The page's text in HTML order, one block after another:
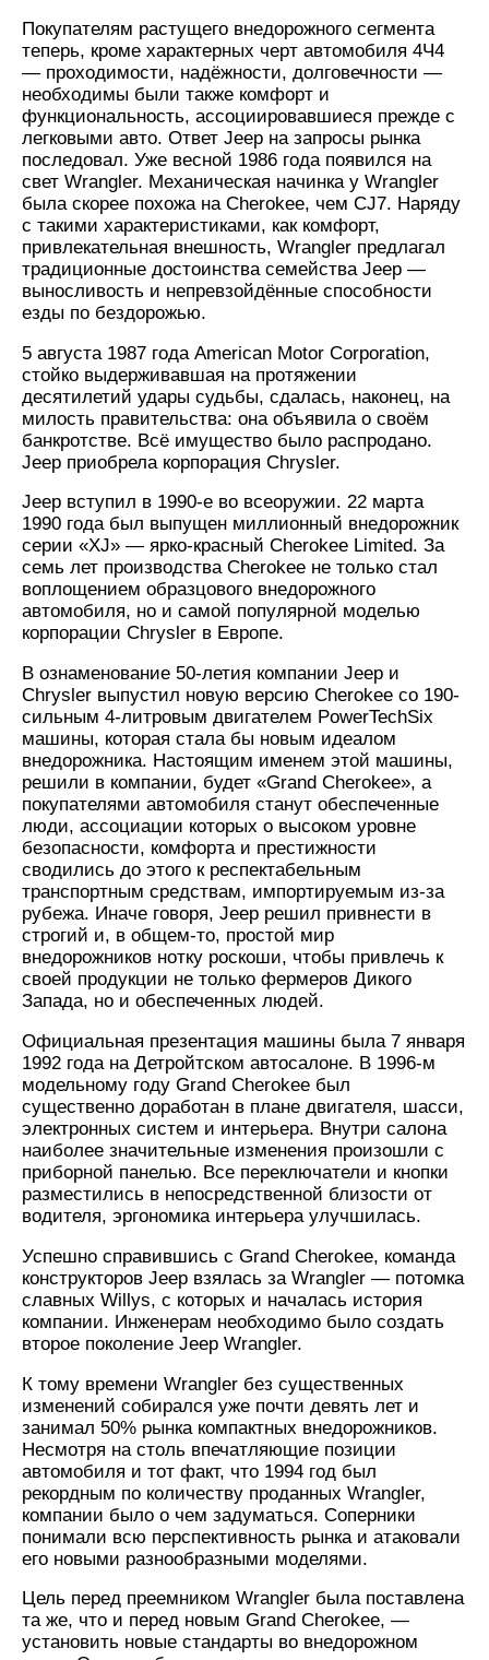
Покупателям растущего внедорожного сегмента
теперь, кроме характерных черт автомобиля 4Ч4
— проходимости, надёжности, долговечности —
необходимы были также комфорт и
функциональность, ассоциировавшиеся прежде с
легковыми авто. Ответ Jeep на запросы рынка
последовал. Уже весной 1986 года появился на
свет Wrangler. Механическая начинка у Wrangler
была скорее похожа на Cherokee, чем CJ7. Наряду
с такими характеристиками, как комфорт,
привлекательная внешность, Wrangler предлагал
традиционные достоинства семейства Jeep —
выносливость и непревзойдённые способности
езды по бездорожью.
5 августа 1987 года American Motor Corporation,
стойко выдерживавшая на протяжении
десятилетий удары судьбы, сдалась, наконец, на
милость правительства: она объявила о своём
банкротстве. Всё имущество было распродано.
Jeep приобрела корпорация Chrysler.
Jeep вступил в 1990-е во всеоружии. 22 марта
1990 года был выпущен миллионный внедорожник
серии «XJ» — ярко-красный Cherokee Limited. За
семь лет производства Cherokee не только стал
воплощением образцового внедорожного
автомобиля, но и самой популярной моделью
корпорации Chrysler в Европе.
В ознаменование 50-летия компании Jeep и
Chrysler выпустил новую версию Cherokee со 190-
сильным 4-литровым двигателем PowerTechSix
машины, которая стала бы новым идеалом
внедорожника. Настоящим именем этой машины,
решили в компании, будет «Grand Cherokee», а
покупателями автомобиля станут обеспеченные
люди, ассоциации которых о высоком уровне
безопасности, комфорта и престижности
сводились до этого к респектабельным
транспортным средствам, импортируемым из-за
рубежа. Иначе говоря, Jeep решил привнести в
строгий и, в общем-то, простой мир
внедорожников нотку роскоши, чтобы привлечь к
своей продукции не только фермеров Дикого
Запада, но и обеспеченных людей.
Официальная презентация машины была 7 января
1992 года на Детройтском автосалоне. В 1996-м
модельному году Grand Cherokee был
существенно доработан в плане двигателя, шасси,
электронных систем и интерьера. Внутри салона
наиболее значительные изменения произошли с
приборной панелью. Все переключатели и кнопки
разместились в непосредственной близости от
водителя, эргономика интерьера улучшилась.
Успешно справившись с Grand Cherokee, команда
конструкторов Jeep взялась за Wrangler — потомка
славных Willys, с которых и началась история
компании. Инженерам необходимо было создать
второе поколение Jeep Wrangler.
К тому времени Wrangler без существенных
изменений собирался уже почти девять лет и
занимал 50% рынка компактных внедорожников.
Несмотря на столь впечатляющие позиции
автомобиля и тот факт, что 1994 год был
рекордным по количеству проданных Wrangler,
компании было о чем задуматься. Соперники
понимали всю перспективность рынка и атаковали
его новыми разнообразными моделями.
Цель перед преемником Wrangler была поставлена
та же, что и перед новым Grand Cherokee, —
установить новые стандарты во внедорожном